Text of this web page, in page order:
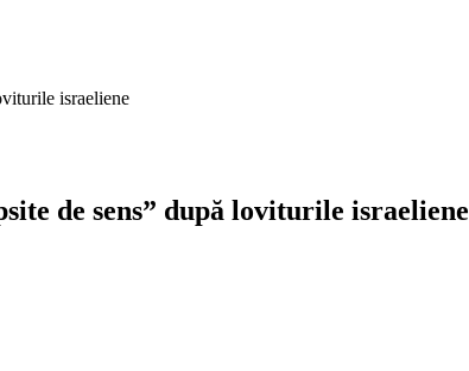
israeliene
de sens” după loviturile israeliene